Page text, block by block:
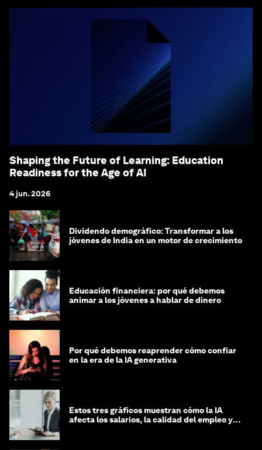
Shaping the Future of Learning: Education
Readiness for the Age of AI
4 jun. 2026
Dividendo demográfico: Transformar a los
jóvenes de India en un motor de crecimiento
Educación financiera: por qué debemos
animar a los jóvenes a hablar de dinero
Por qué debemos reaprender cómo confiar
en la era de la IA generativa
Estos tres gráficos muestran cómo la IA
afecta los salarios, la calidad del empleo y